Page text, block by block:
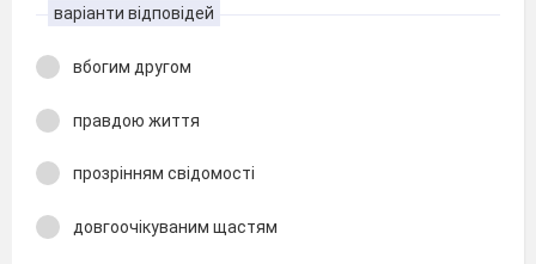
варіанти відповідей
вбогим другом
правдою життя
прозрінням свідомості
довгоочікуваним щастям